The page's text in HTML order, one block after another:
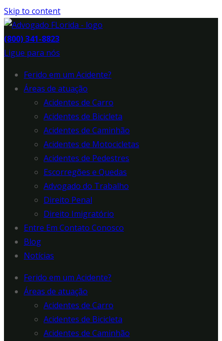
Skip to content
(800) 341-8823
Ligue para nós
Ferido em um Acidente?
Áreas de atuação
Acidentes de Carro
Acidentes de Bicicleta
Acidentes de Caminhão
Acidentes de Motocicletas
Acidentes de Pedestres
Escorregões e Quedas
Advogado do Trabalho
Direito Penal
Direito Imigratório
Entre Em Contato Conosco
Blog
Notícias
Ferido em um Acidente?
Áreas de atuação
Acidentes de Carro
Acidentes de Bicicleta
Acidentes de Caminhão